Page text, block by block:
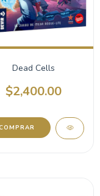
Dead Cells
$2,400.00